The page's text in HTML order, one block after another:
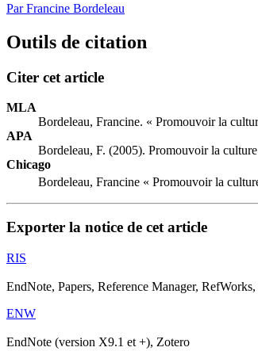
Par Francine Bordeleau
Outils de citation
Citer cet article
MLA
Bordeleau, Francine. « Promouvoir la
APA
Bordeleau, F. (2005). Promouvoir la
Chicago
Bordeleau, Francine « Promouvoir la
Exporter la notice de cet article
RIS
EndNote, Papers, Reference Manager,
ENW
EndNote (version X9.1 et +), Zotero